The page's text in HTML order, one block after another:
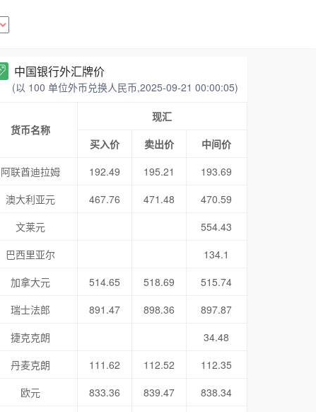
中国银行外汇牌价
(以 100 单位外币兑换人民币,2025-09-21 00:00:05)
货币名称
现汇
买入价
卖出价
中间价
阿联酋迪拉姆
192.49 195.21
193.69
澳大利亚元
467.76 471.48
470.59
文莱元
554.43
巴西里亚尔
134.1
加拿大元
514.65 518.69
515.74
瑞士法郎
891.47 898.36
897.87
捷克克朗
34.48
丹麦克朗
111.62 112.52
112.35
欧元
833.36 839.47
838.34